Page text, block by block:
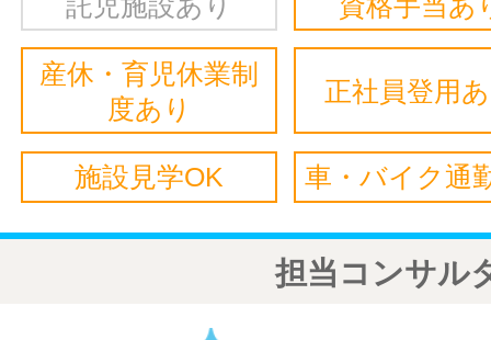
産休・育児休業制
度あり
正社員登用
施設見学OK 車・バイク通
担当コンサル